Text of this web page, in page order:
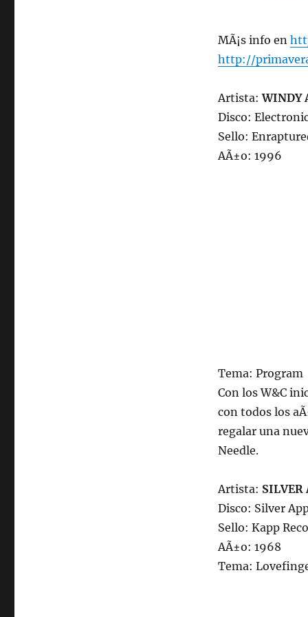
MÃ¡s info en
http://
Artista:WINDY
Disco:
Sello:
AÃ±o: 1996
Tema: Program
Con los W&C
con todos los
regalar una
Needle.
Artista: SILVER
Disco: Silver
Sello: Kapp
AÃ±o: 1968
Tema: